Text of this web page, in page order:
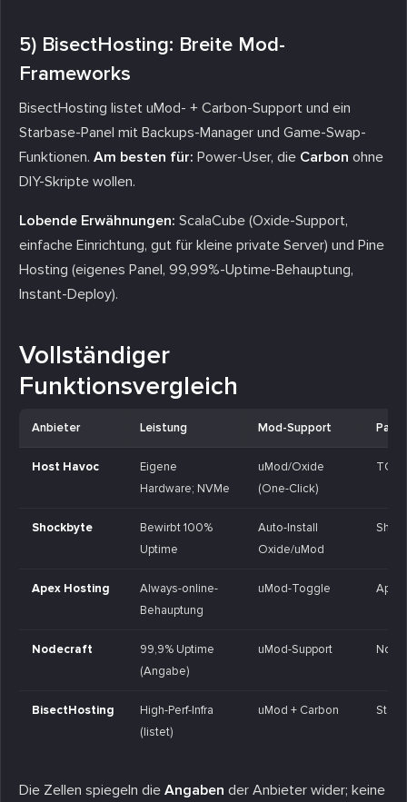
5) BisectHosting: Breite Mod-
Frameworks
BisectHosting listet uMod- + Carbon-Support und ein
Starbase-Panel mit Backups-Manager und Game-Swap-
Funktionen. Am besten für: Power-User, die Carbon ohne
DIY-Skripte wollen.
Lobende Erwähnungen: ScalaCube (Oxide-Support,
einfache Einrichtung, gut für kleine private Server) und Pine
Hosting (eigenes Panel, 99,99%-Uptime-Behauptung,
Instant-Deploy).
Vollständiger
Funktionsvergleich
Anbieter Leistung Mod-Support Panel
Host Havoc
Eigene
Hardware; NVMe
uMod/Oxide
(One-Click)
Shockbyte
Bewirbt 100%
Uptime
Auto-Install
Oxide/uMod
Apex Hosting
Always-online-
Behauptung
uMod-Toggle Apex
Nodecraft
99,9% Uptime
(Angabe)
uMod-Support
BisectHosting
High-Perf-Infra
(listet)
uMod + Carbon
Die Zellen spiegeln die Angaben der Anbieter wider; keine